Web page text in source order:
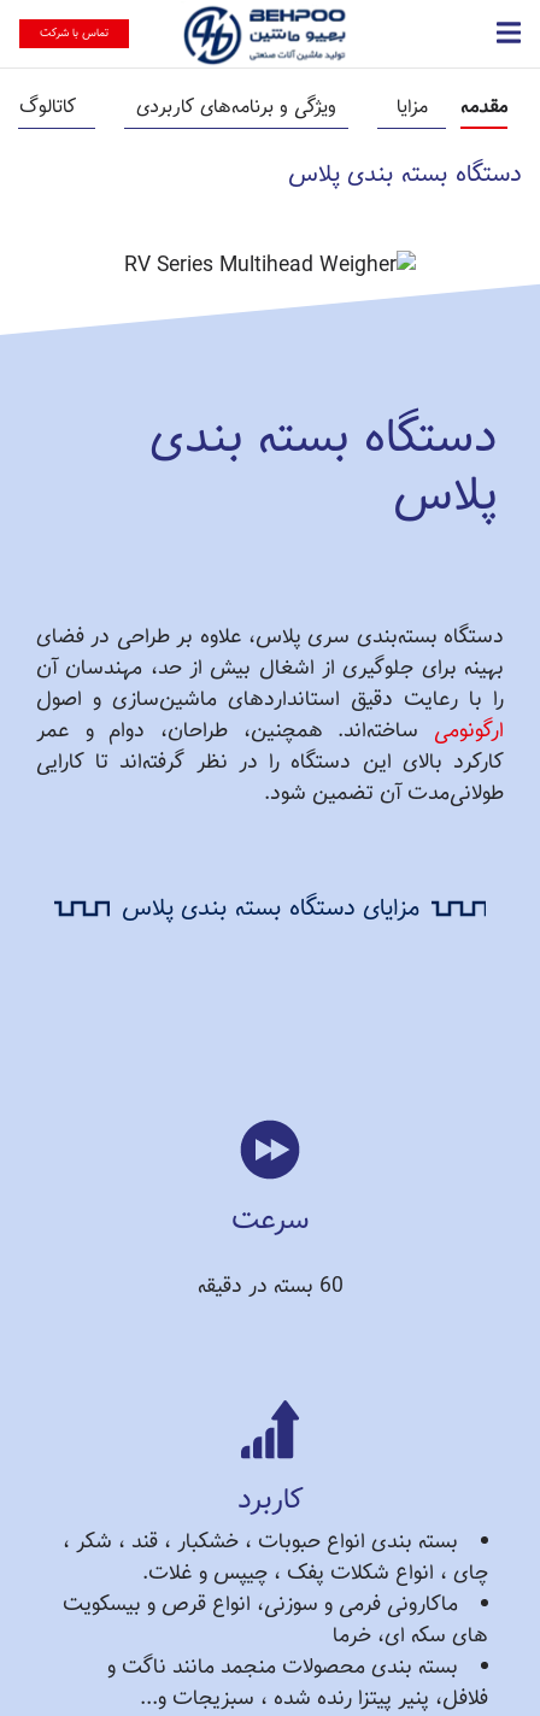
تماس با شرکت
دستگاه بسته بندی پلاس
مقدمه مزایا ویژگی و برنامه‌های کاربردی کاتالوگ
دستگاه بسته بندی
پلاس
دستگاه بسته‌بندی سری پلاس، علاوه بر طراحی در فضای
بهینه برای جلوگیری از اشغال بیش از حد، مهندسان آن
را با رعایت دقیق استانداردهای ماشین‌سازی و اصول
ارگونومی ساخته‌اند. همچنین، طراحان، دوام و عمر
کارکرد بالای این دستگاه را در نظر گرفته‌اند تا کارایی
طولانی‌مدت آن تضمین شود.
مزایای دستگاه بسته‌ بندی پلاس
سرعت
60 بسته در دقیقه
کاربرد
بسته بندی انواع حبوبات ، خشکبار ، قند ، شکر ،
چای ، انواع شکلات پفک ، چیپس و غلات.
ماکارونی فرمی و سوزنی، انواع قرص و بیسکویت
های سکه ای، خرما
بسته بندی محصولات منجمد مانند ناگت و
فلافل، پنیر پیتزا رنده شده ، سبزیجات و...